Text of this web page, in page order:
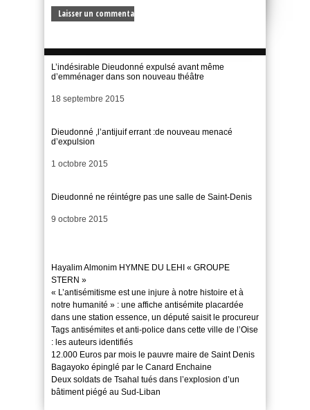
L’indésirable Dieudonné expulsé avant même
d’emménager dans son nouveau théâtre
Date
18 septembre 2015
Dieudonné ,l’antijuif errant :de nouveau menacé
d’expulsion
Date
1 octobre 2015
Dieudonné ne réintégre pas une salle de Saint-Denis
Date
9 octobre 2015
Hayalim Almonim HYMNE DU LEHI « GROUPE
STERN »
« L’antisémitisme est une injure à notre histoire et à
notre humanité » : une affiche antisémite placardée
dans une station essence, un député saisit le procureur
Tags antisémites et anti-police dans cette ville de l’Oise
: les auteurs identifiés
12.000 Euros par mois le pauvre maire de Saint Denis
Bagayoko épinglé par le Canard Enchaine
Deux soldats de Tsahal tués dans l’explosion d’un
bâtiment piégé au Sud-Liban